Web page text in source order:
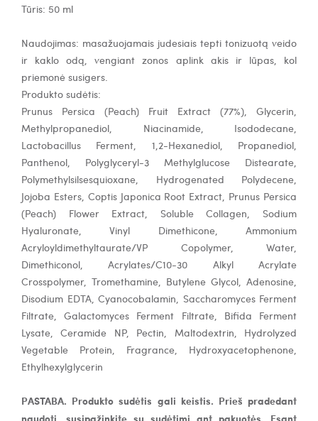
Tūris: 50 ml
Naudojimas: masažuojamais judesiais tepti tonizuotą veido
ir kaklo odą, vengiant zonos aplink akis ir lūpas, kol
priemonė susigers
Produkto sudėtis:
Prunus Persica (Peach) Fruit Extract (77%), Glycerin,
Methylpropanediol, Niacinamide, Isododecane,
Lactobacillus Ferment, 1,2-Hexanediol, Propanediol,
Panthenol, Polyglyceryl-3 Methylglucose Distearate,
Polymethylsilsesquioxane, Hydrogenated Polydecene,
Jojoba Esters, Coptis Japonica Root Extract, Prunus Persica
(Peach) Flower Extract, Soluble Collagen, Sodium
Hyaluronate, Vinyl Dimethicone, Ammonium
Acryloyldimethyltaurate/VP Copolymer, Water,
Dimethiconol, Acrylates/C10-30 Alkyl Acrylate
Crosspolymer, Tromethamine, Butylene Glycol, Adenosine,
Disodium EDTA, Cyanocobalamin, Saccharomyces Ferment
Filtrate, Galactomyces Ferment Filtrate, Bifida Ferment
Lysate, Ceramide NP, Pectin, Maltodextrin, Hydrolyzed
Vegetable Protein, Fragrance, Hydroxyacetophenone,
Ethylhexylglycerin
PASTABA. Produkto sudėtis gali keistis. Prieš pradedant